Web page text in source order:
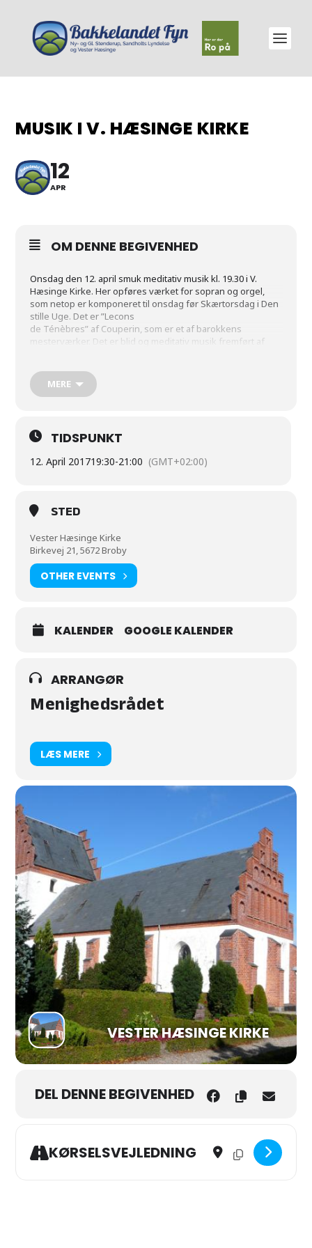
MUSIK I V. HÆSINGE KIRKE
12
APR
OM DENNE BEGIVENHED
Onsdag den 12. april smuk meditativ musik kl. 19.30 i V.
Hæsinge Kirke. Her opføres værket for sopran og orgel,
som netop er komponeret til onsdag før Skærtorsdag i Den
stille Uge. Det er ”Lecons
de Ténèbres” af Couperin, som er et af barokkens
mesterværker. Det er blid og meditativ musik fremført af
MERE
TIDSPUNKT
12. April 201719:30-21:00 (GMT+02:00)
STED
Vester Hæsinge Kirke
Birkevej 21, 5672 Broby
OTHER EVENTS
KALENDER GOOGLE KALENDER
ARRANGØR
Menighedsrådet
LÆS MERE
VESTER HÆSINGE KIRKE
DEL DENNE BEGIVENHED
KØRSELSVEJLEDNING Address - Musik i V.
Destination